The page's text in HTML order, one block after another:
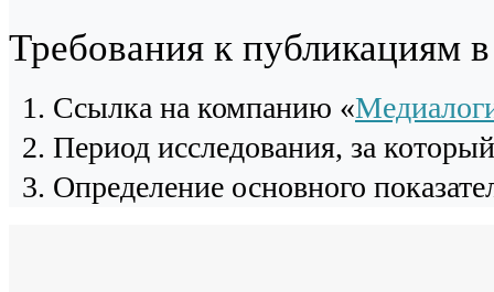
Требования к публикациям
Cсылка на компанию «
Период исследования, за
Определение основного